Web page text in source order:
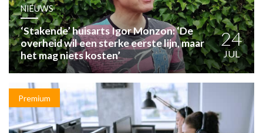
PRAKTIJKZAKEN
TARIEVEN
VPHUISARTSEN
MEDISCHE VAKHANDEL
INLOGGEN
REGISTRATIE
NIEUWS
‘Stakende’ huisarts Igor Monzon: ‘De
overheid wil een sterke eerste lijn, maar
het mag niets kosten’
24
JUL
Premium